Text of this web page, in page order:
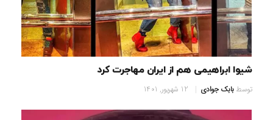
شیوا ابراهیمی هم از ایران مهاجرت کرد
توسطبابک جوادی 12 شهریور, 1401